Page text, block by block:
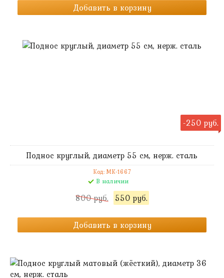
Добавить в корзину
-250 руб.
Поднос круглый, диаметр 55 см, нерж. сталь
Код: MK-1667
В наличии
800 руб. 550 руб.
Добавить в корзину